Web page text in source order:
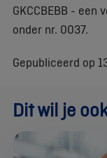
GKCCBEBB -
onder nr. 0037.
Gepubliceerd op
Dit wil je